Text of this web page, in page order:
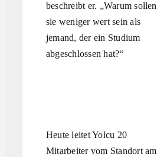
beschreibt er. „Warum sollen
sie weniger wert sein als
jemand, der ein Studium
abgeschlossen hat?“
Heute leitet Yolcu 20
Mitarbeiter vom Standort am